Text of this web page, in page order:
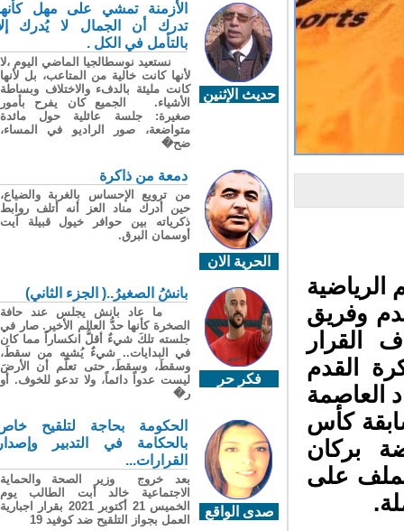
وفريق
القرار
القدم
اتحاد العاصمة
كأس
بركان
على
حديث الإثنين
الأزمنة تمشي على مهل كأنها
تدرك أن الجمال لا يُدرك إلا
بالتأمل في الكل .
نستعيد نوسطالجيا الماضي اليوم ،لا
لأنها كانت خالية من المتاعب، بل لأنها
كانت مليئة بالدفء والاختلاف وبساطة
الأشياء. الجميع كان يفرح بأمور
صغيرة: جلسة عائلية حول مائدة
متواضعة، صور الراديو في المساء،
ضح�
الحرية الان
دمعة من ذاكرة
من ترويع الإحساس بالغربة والضياع،
حين أدرك مناد العز أنه أتلف روابط
ذكرياته بين حوافر خيول قبيلة آيت
أوسمان البرق.
فكر حر
بانشُ الصغيرُ..( الجزء الثاني)
ما عاد بانش يجلس عند حافة
الصخرة كأنها حدُّ العالم الأخير. صار في
جلسته تلكَ شيءٌ أقلُّ انكساراً مما كان
في البدايات.. شيءٌ يُشبِه من سقطَ،
وسقطَ، وسقطَ، حتى تعلّم أن الأرضَ
ليست عدواً دائماً، ولا تدعو للخوف. أو
ر�
صدى الواقع
الحكومة بحاجة لتلقيح خاص
بالحكامة في التدبير وإصدار
القرارات...
بعد خروج وزير الصحة والحماية
الاجتماعية خالد أبت الطالب يوم
الخميس 21 أكتوبر 2021 بقرار اجبارية
العمل بجواز التلقيح ضد كوفيد 19